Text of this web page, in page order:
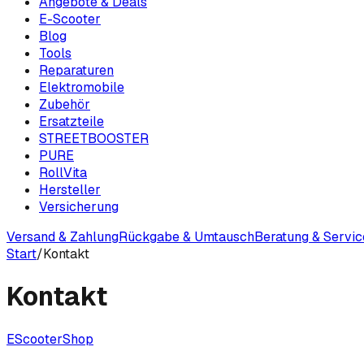
E-Scooter
Blog
Tools
Reparaturen
Elektromobile
Zubehör
Ersatzteile
STREETBOOSTER
PURE
RollVita
Hersteller
Versicherung
Versand & ZahlungRückgabe & UmtauschBeratung &
Start/Kontakt
Kontakt
EScooterShop